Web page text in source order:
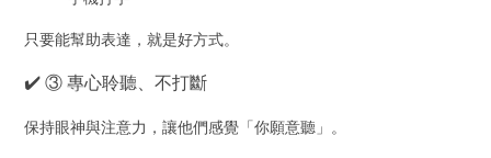
只要能幫助表達，就是好方式。
✔️ ③ 專心聆聽、不打斷
保持眼神與注意力，讓他們感覺「你願意聽」。